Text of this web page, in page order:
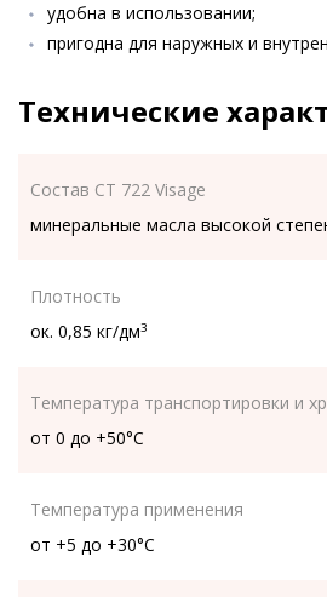
удобна в использовании;
пригодна для наружных и
Технические
Состав CT 722 Visage
минеральные масла высокой
Плотность
ок. 0,85 кг/дм3
Температура транспортировки и
от 0 до +50°C
Температура применения
от +5 до +30°С